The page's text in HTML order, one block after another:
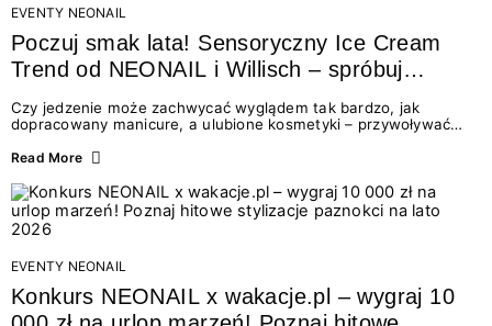
EVENTY NEONAIL
Poczuj smak lata! Sensoryczny Ice Cream
Trend od NEONAIL i Willisch – spróbuj
nowych lodów i odbierz prezent!
Czy jedzenie może zachwycać wyglądem tak bardzo, jak
dopracowany manicure, a ulubione kosmetyki – przywoływać
świata beauty i oszałamiających deserów to coś więcej niż
zmysłami: przez soczysty kolor, aksamitną teksturę,
orzeźwiający zapach i słodki akcent na podniebieniu. Tego lata
NEONAIL łączy siły z marką Willisch, tworząc unikalny projekt
na styku jedzenia i piękna....
Read More
EVENTY NEONAIL
Konkurs NEONAIL x wakacje.pl – wygraj 10